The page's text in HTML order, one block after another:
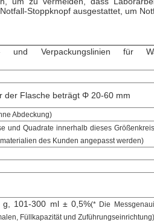
Stoppknopf ausgestattet, um
und Verpackungslinien für
der Flasche beträgt Φ 20-60 mm
Abdeckung)
und Quadrate innerhalb dieses
des Kunden angepasst werden)
101-300 ml ± 0,5%(* Die
Füllkapazität und Zuführungseinrichtung)